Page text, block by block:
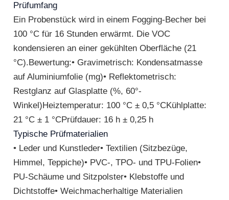
Prüfumfang
Ein Probenstück wird in einem Fogging-Becher bei
100 °C für 16 Stunden erwärmt. Die VOC
kondensieren an einer gekühlten Oberfläche (21
°C).Bewertung:• Gravimetrisch: Kondensatmasse
auf Aluminiumfolie (mg)• Reflektometrisch:
Restglanz auf Glasplatte (%, 60°-
Winkel)Heiztemperatur: 100 °C ± 0,5 °CKühlplatte:
21 °C ± 1 °CPrüfdauer: 16 h ± 0,25 h
Typische Prüfmaterialien
• Leder und Kunstleder• Textilien (Sitzbezüge,
Himmel, Teppiche)• PVC-, TPO- und TPU-Folien•
PU-Schäume und Sitzpolster• Klebstoffe und
Dichtstoffe• Weichmacherhaltige Materialien